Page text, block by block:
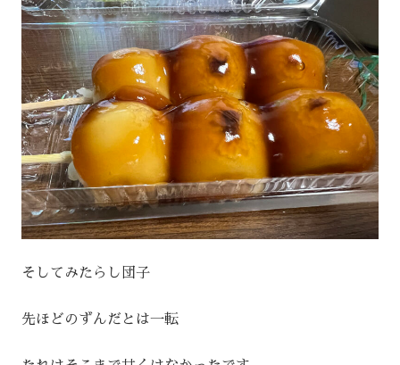
そしてみたらし団子
先ほどのずんだとは一転